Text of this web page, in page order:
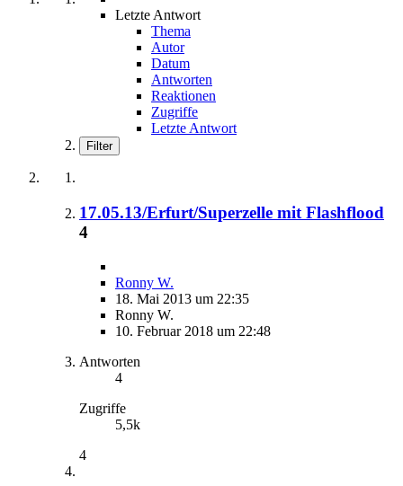
Letzte Antwort
Thema
Autor
Datum
Antworten
Reaktionen
Zugriffe
Letzte Antwort
Filter
17.05.13/Erfurt/Superzelle mit Flashflood
4
Ronny W.
18. Mai 2013 um 22:35
Ronny W.
10. Februar 2018 um 22:48
Antworten
4
Zugriffe
5,5k
4